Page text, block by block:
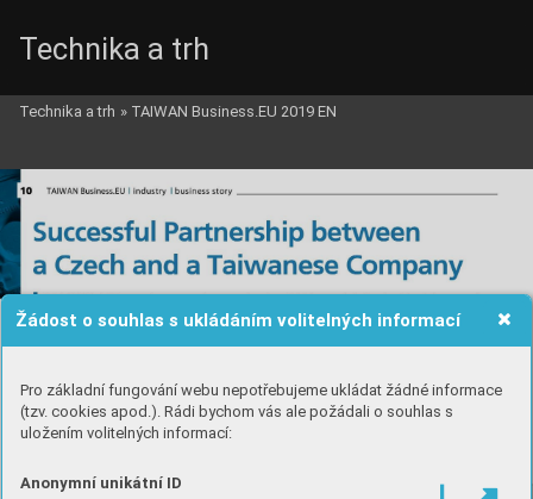
Žádost o souhlas s ukládáním volitelných informací
Pro základní fungování webu nepotřebujeme ukládat žádné informace
(tzv. cookies apod.). Rádi bychom vás ale požádali o souhlas s
uložením volitelných informací:
Anonymní unikátní ID
Technika a trh
Technika a trh » TAIWAN Business.EU 2019 EN